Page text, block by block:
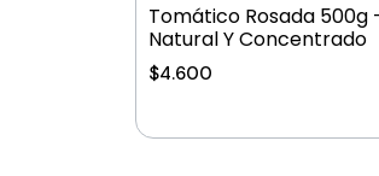
Tomático Rosada 500g
Natural Y Concentrado
$4.600